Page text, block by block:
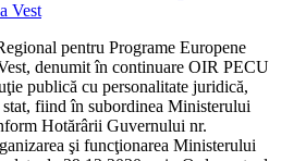
pentru Programe Europene
denumit în continuare OIR PECU
publică cu personalitate juridică,
fiind în subordinea Ministerului
Hotărârii Guvernului nr.
şi funcţionarea Ministerului